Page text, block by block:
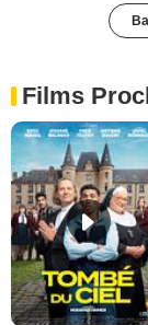
Films